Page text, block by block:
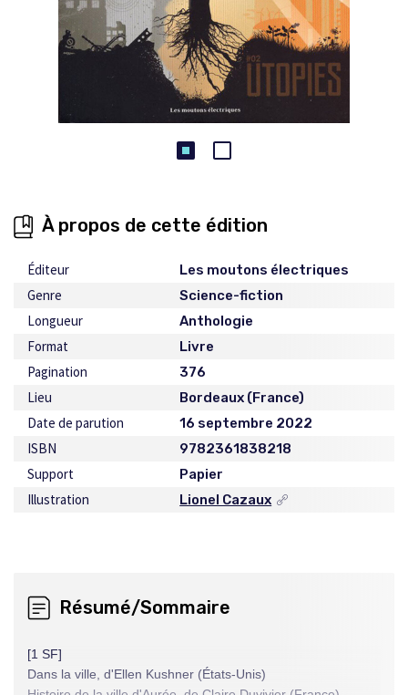
À propos de cette édition
Éditeur Les moutons électriques
Genre Science-fiction
Longueur Anthologie
Format Livre
Pagination 376
Lieu Bordeaux (France)
Date de parution 16 septembre 2022
ISBN 9782361838218
Support Papier
Illustration Lionel Cazaux
Ce
fenêtre
Résumé/Sommaire
[1 SF]
Dans la ville, d'Ellen Kushner (États-Unis)